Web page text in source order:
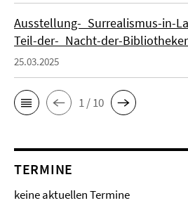
Ausstellung-_Surrealismus-in-
Teil-der-_Nacht-der-
25.03.2025
1 / 10
TERMINE
keine aktuellen Termine